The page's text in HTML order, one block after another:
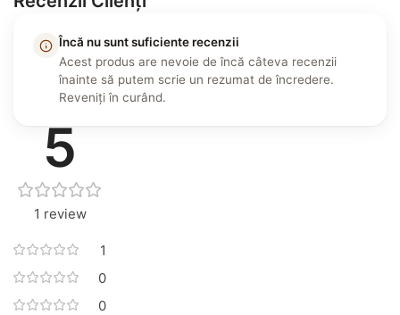
Încă nu sunt suficiente recenzii
Acest produs are nevoie de încă câteva recenzii
înainte să putem scrie un rezumat de încredere.
Reveniți în curând.
5
1 review
1
0
0